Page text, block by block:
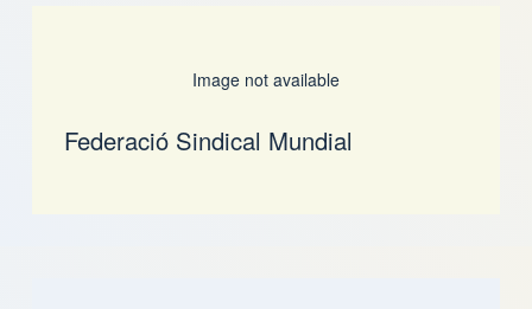
Image not available
Federació Sindical Mundial